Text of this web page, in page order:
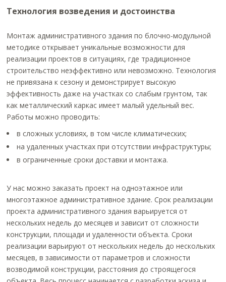
Технология возведения и достоинства
Монтаж административного здания по блочно-модульной
методике открывает уникальные возможности для
реализации проектов в ситуациях, где традиционное
строительство неэффективно или невозможно. Технология
не привязана к сезону и демонстрирует высокую
эффективность даже на участках со слабым грунтом, так
как металлический каркас имеет малый удельный вес.
Работы можно проводить:
в сложных условиях, в том числе климатических;
на удаленных участках при отсутствии инфраструктуры;
в ограниченные сроки доставки и монтажа.
У нас можно заказать проект на одноэтажное или
многоэтажное административное здание. Срок реализации
проекта административного здания варьируется от
нескольких недель до месяцев и зависит от сложности
конструкции, площади и удаленности объекта. Сроки
реализации варьируют от нескольких недель до нескольких
месяцев, в зависимости от параметров и сложности
возводимой конструкции, расстояния до строящегося